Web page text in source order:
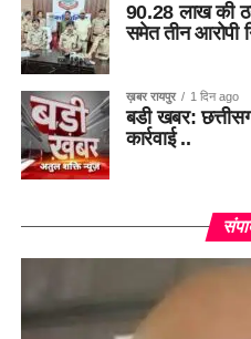
90.28 लाख की
समेत तीन आरोपी
ख़बर रायपुर 1 दिन ago
बडी खबर:
कार्रवाई ..